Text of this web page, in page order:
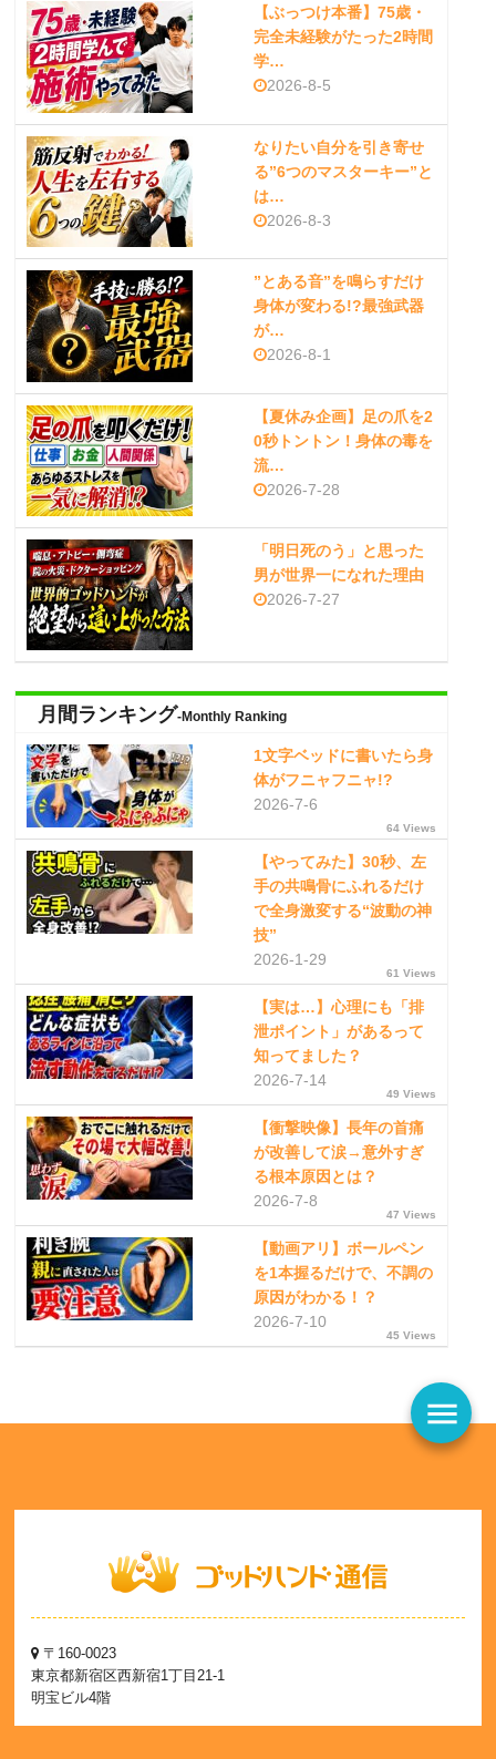
【ぶっつけ本番】75歳・
完全未経験がたった2時間
学…
2026-8-5
なりたい自分を引き寄せ
る”6つのマスターキー”と
は…
2026-8-3
”とある音”を鳴らすだけ
身体が変わる!?最強武器
が…
2026-8-1
【夏休み企画】足の爪を2
0秒トントン！身体の毒を
流…
2026-7-28
「明日死のう」と思った
男が世界一になれた理由
2026-7-27
月間ランキング-Monthly Ranking
1文字ベッドに書いたら身
体がフニャフニャ!?
2026-7-6
64 Views
【やってみた】30秒、左
手の共鳴骨にふれるだけ
で全身激変する“波動の神
技”
2026-1-29
61 Views
【実は…】心理にも「排
泄ポイント」があるって
知ってました？
2026-7-14
49 Views
【衝撃映像】長年の首痛
が改善して涙→意外すぎ
る根本原因とは？
2026-7-8
47 Views
【動画アリ】ボールペン
を1本握るだけで、不調の
原因がわかる！？
2026-7-10
45 Views
menu
〒160-0023
東京都新宿区西新宿1丁目21-1
明宝ビル4階